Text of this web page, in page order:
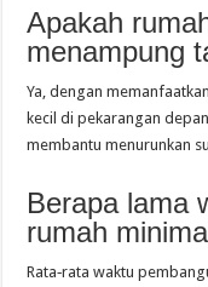
Apakah
menampung
Ya, dengan
kecil di pekarangan
membantu menurunkan
Berapa lama
rumah
Rata‑rata waktu